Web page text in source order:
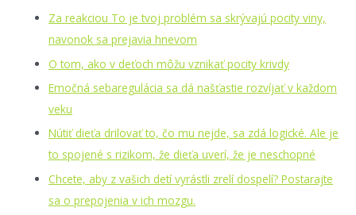
Za reakciou To je tvoj problém sa skrývajú pocity viny,
navonok sa prejavia hnevom
O tom, ako v deťoch môžu vznikať pocity krivdy
Emočná sebaregulácia sa dá našťastie rozvíjať v každom
veku
Nútiť dieťa drilovať to, čo mu nejde, sa zdá logické. Ale je
to spojené s rizikom, že dieťa uverí, že je neschopné
Chcete, aby z vašich detí vyrástli zrelí dospelí? Postarajte
sa o prepojenia v ich mozgu.